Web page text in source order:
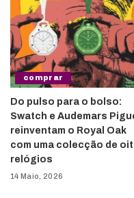
comprar
Do pulso para o bolso:
Swatch e Audemars
reinventam o Royal Oak
com uma colecção de
relógios
14 Maio, 2026